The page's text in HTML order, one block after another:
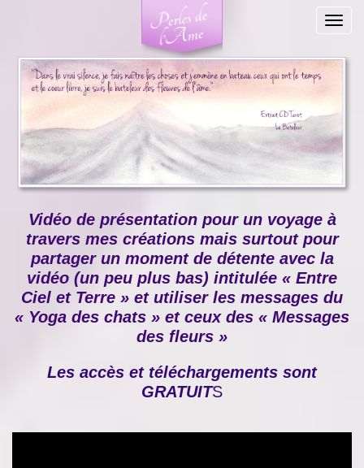
Vidéo de présentation pour un voyage à
travers mes créations mais surtout pour
partager un moment de détente avec la
vidéo (un peu plus bas) intitulée « Entre
Ciel et Terre » et utiliser les messages du
« Yoga des chats » et ceux des « Messages
des fleurs »
Les accès et téléchargements sont
GRATUITS